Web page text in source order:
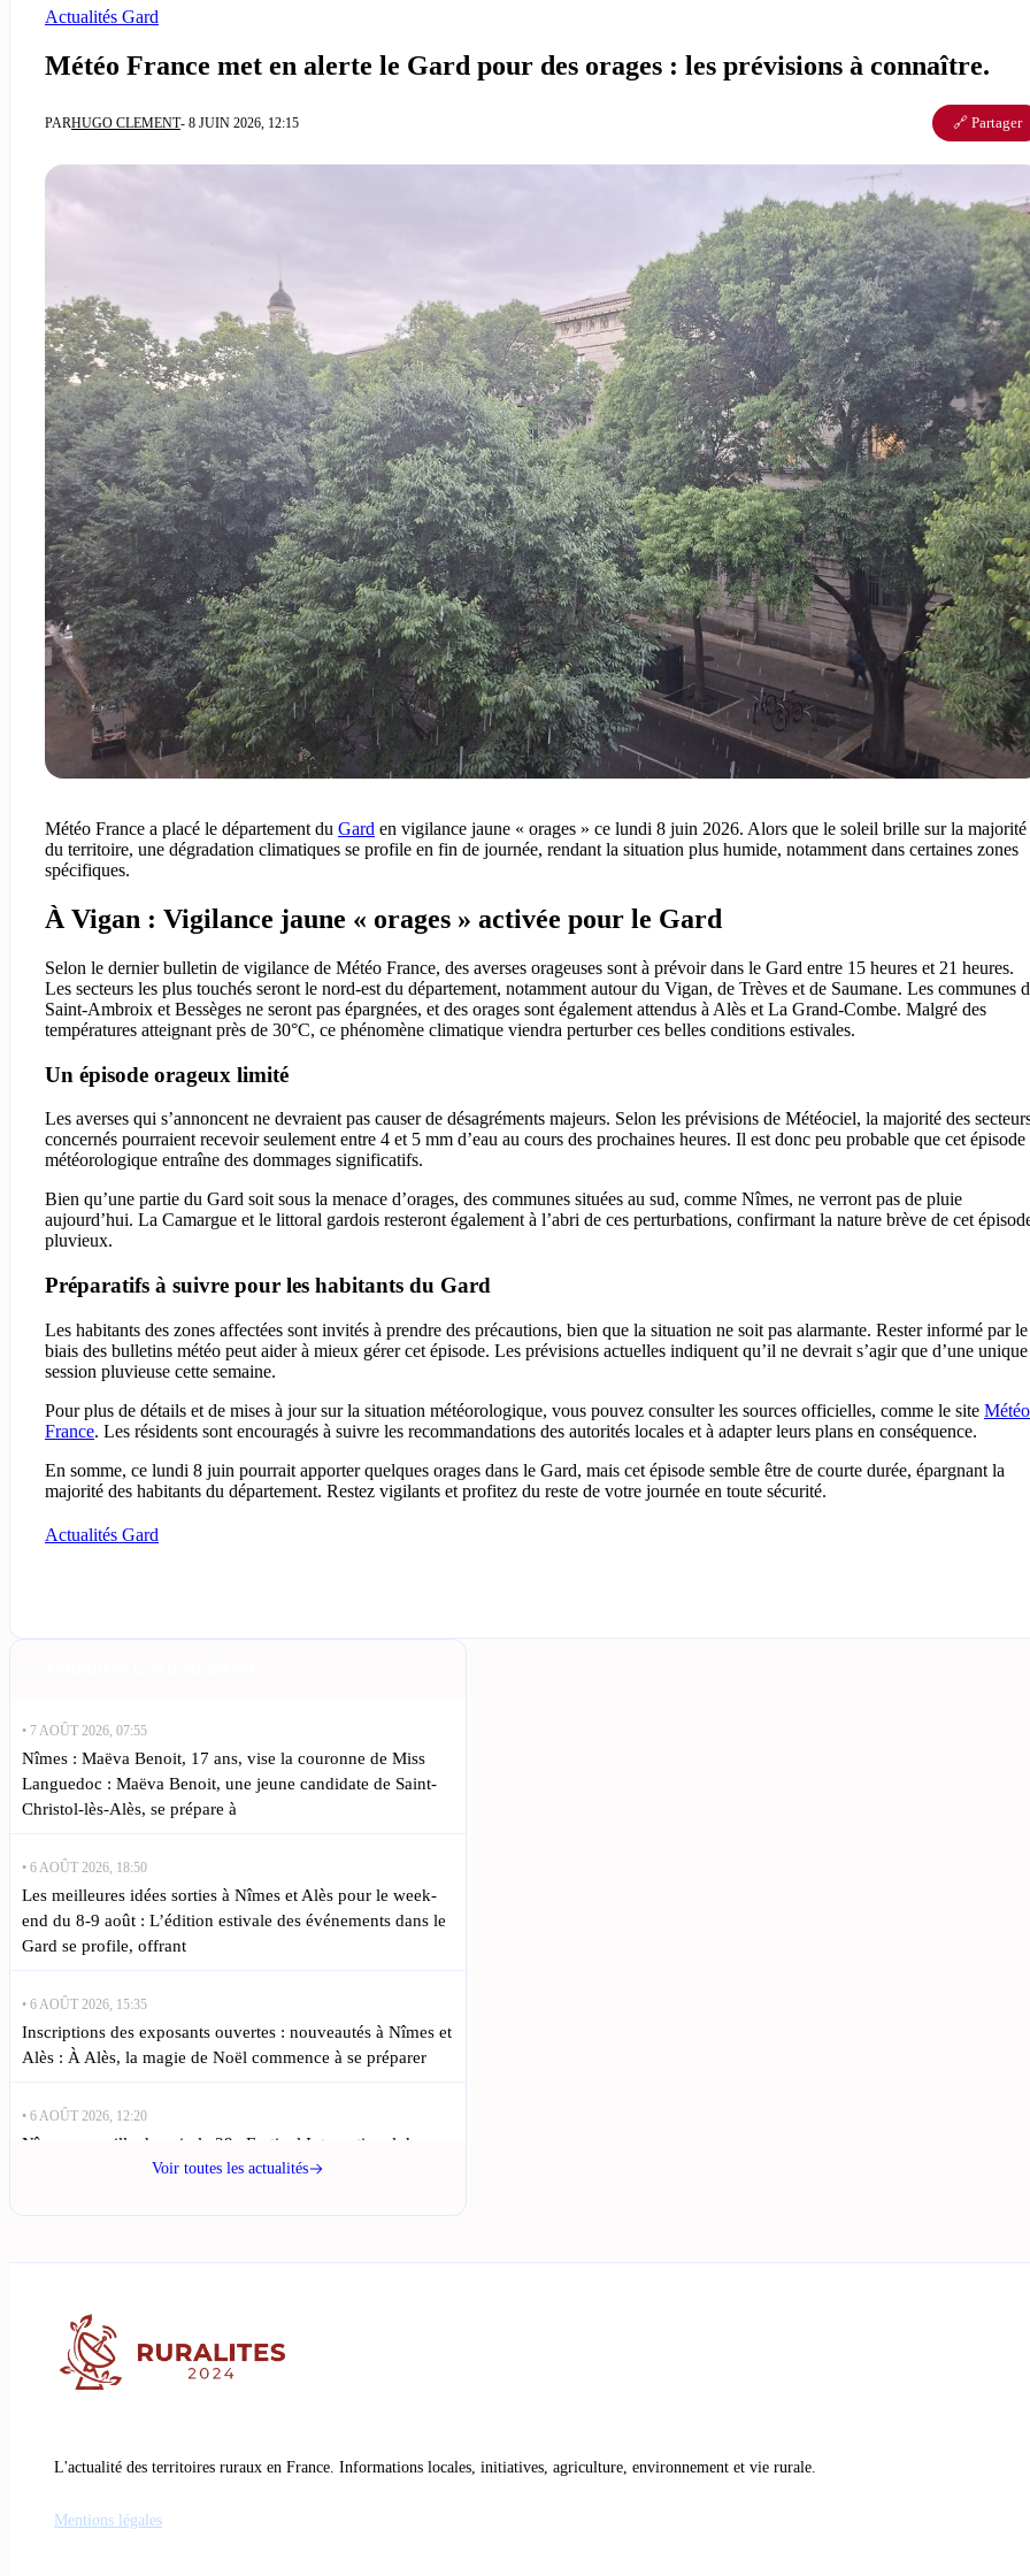
Actualités Gard
Météo France met en alerte le Gard pour des orages : les prévisions à connaître.
PARHUGO CLEMENT- 8 JUIN 2026, 12:15 🔗 Partager
Météo France a placé le département du Gard en vigilance jaune « orages » ce lundi 8 juin 2026. Alors que le soleil brille sur la majorité
du territoire, une dégradation climatiques se profile en fin de journée, rendant la situation plus humide, notamment dans certaines zones
spécifiques.
À Vigan : Vigilance jaune « orages » activée pour le Gard
Selon le dernier bulletin de vigilance de Météo France, des averses orageuses sont à prévoir dans le Gard entre 15 heures et 21 heures.
Les secteurs les plus touchés seront le nord-est du département, notamment autour du Vigan, de Trèves et de Saumane. Les communes
Saint-Ambroix et Bessèges ne seront pas épargnées, et des orages sont également attendus à Alès et La Grand-Combe. Malgré des
températures atteignant près de 30°C, ce phénomène climatique viendra perturber ces belles conditions estivales.
Un épisode orageux limité
Les averses qui s’annoncent ne devraient pas causer de désagréments majeurs. Selon les prévisions de Météociel, la majorité des
concernés pourraient recevoir seulement entre 4 et 5 mm d’eau au cours des prochaines heures. Il est donc peu probable que cet épisode
météorologique entraîne des dommages significatifs.
Bien qu’une partie du Gard soit sous la menace d’orages, des communes situées au sud, comme Nîmes, ne verront pas de pluie
aujourd’hui. La Camargue et le littoral gardois resteront également à l’abri de ces perturbations, confirmant la nature brève de cet
pluvieux.
Préparatifs à suivre pour les habitants du Gard
Les habitants des zones affectées sont invités à prendre des précautions, bien que la situation ne soit pas alarmante. Rester informé par le
biais des bulletins météo peut aider à mieux gérer cet épisode. Les prévisions actuelles indiquent qu’il ne devrait s’agir que d’une unique
session pluvieuse cette semaine.
Pour plus de détails et de mises à jour sur la situation météorologique, vous pouvez consulter les sources officielles, comme le site Météo
France. Les résidents sont encouragés à suivre les recommandations des autorités locales et à adapter leurs plans en conséquence.
En somme, ce lundi 8 juin pourrait apporter quelques orages dans le Gard, mais cet épisode semble être de courte durée, épargnant la
majorité des habitants du département. Restez vigilants et profitez du reste de votre journée en toute sécurité.
Actualités Gard
• 7 AOÛT 2026, 07:55
Nîmes : Maëva Benoit, 17 ans, vise la couronne de Miss
Languedoc : Maëva Benoit, une jeune candidate de Saint-
Christol-lès-Alès, se prépare à
• 6 AOÛT 2026, 18:50
Les meilleures idées sorties à Nîmes et Alès pour le week-
end du 8-9 août : L’édition estivale des événements dans le
Gard se profile, offrant
• 6 AOÛT 2026, 15:35
Inscriptions des exposants ouvertes : nouveautés à Nîmes et
Alès : À Alès, la magie de Noël commence à se préparer
• 6 AOÛT 2026, 12:20
Nîmes accueille demain le 29e Festival International de
Tango : Le Festival International de Tango de Nîmes est de
dans le Gard, a
• 6 AOÛT 2026, 06:10
du Gard, se prépare
• 5 AOÛT 2026, 20:50
Voir toutes les actualités
L'actualité des territoires ruraux en France. Informations locales, initiatives, agriculture, environnement et vie rurale.
Mentions légales